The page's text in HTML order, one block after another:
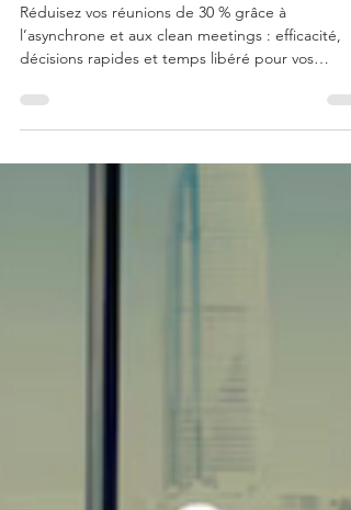
a-t-elle commencé ?
Réduisez vos réunions de 30 % grâce à
décisions rapides et temps libéré pour vos
équipes.